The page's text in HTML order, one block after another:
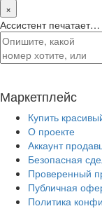
×
Ассистент печатает…
Маркетплейс
Купить
О проекте
Аккаунт
Безопасная
Проверенный
Публичная
Политика